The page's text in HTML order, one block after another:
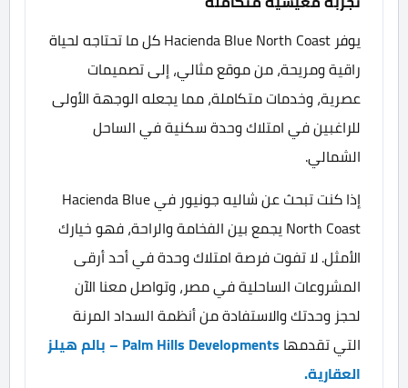
يوفر Hacienda Blue North Coast كل ما تحتاجه لحياة
راقية ومريحة، من موقع مثالي، إلى تصميمات
عصرية، وخدمات متكاملة، مما يجعله الوجهة الأولى
للراغبين في امتلاك وحدة سكنية في الساحل
الشمالي.
إذا كنت تبحث عن شاليه جونيور في Hacienda Blue
North Coast يجمع بين الفخامة والراحة، فهو خيارك
الأمثل. لا تفوت فرصة امتلاك وحدة في أحد أرقى
المشروعات الساحلية في مصر، وتواصل معنا الآن
لحجز وحدتك والاستفادة من أنظمة السداد المرنة
التي تقدمها
Palm Hills Developments – بالم هيلز
العقارية.